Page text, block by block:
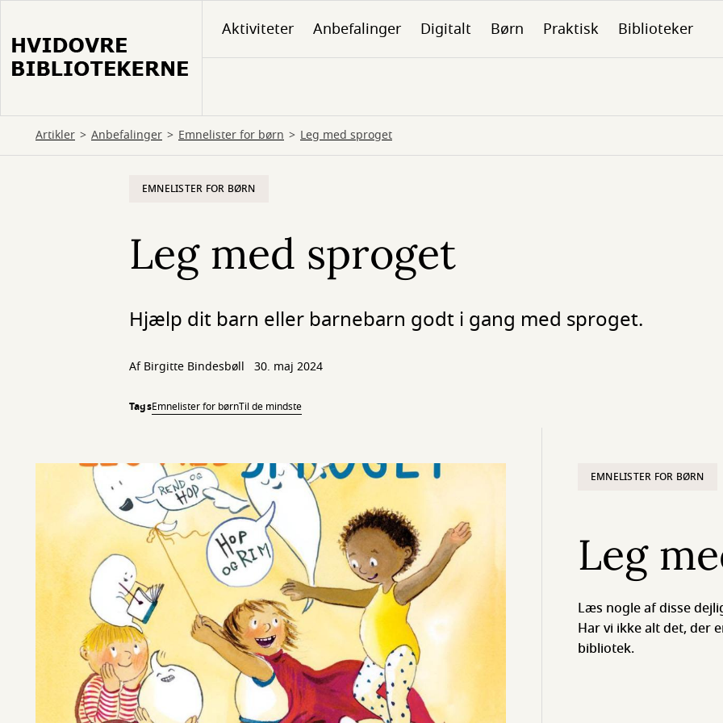
hovedindhold
Aktiviteter Anbefalinger Digitalt Børn Praktisk Biblioteker
Artikler Anbefalinger Emnelister for børn Leg med sproget
EMNELISTER FOR BØRN
Leg med sproget
Hjælp dit barn eller barnebarn godt i gang med sproget.
Af Birgitte Bindesbøll 30. maj 2024
TagsEmnelister for børnTil de mindste
EMNELISTER FOR BØRN
Leg
Læs nogle af disse
Har vi ikke alt det, der
bibliotek.